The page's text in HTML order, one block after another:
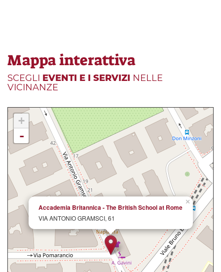
Mappa interattiva
SCEGLI EVENTI E I SERVIZI NELLE
VICINANZE
×
Accademia Britannica - The British School at Rome
VIA ANTONIO GRAMSCI, 61
+
-